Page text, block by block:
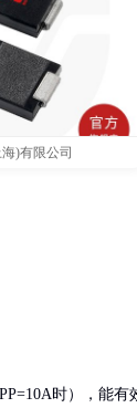
)有限公司
时），能有